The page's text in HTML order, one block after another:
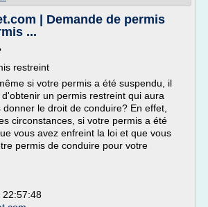
| Demande de permis
...
restreint
si votre permis a été suspendu, il
un permis restreint qui aura
le droit de conduire? En effet,
circonstances, si votre permis a été
vous avez enfreint la loi et que vous
permis de conduire pour votre
22:57:48